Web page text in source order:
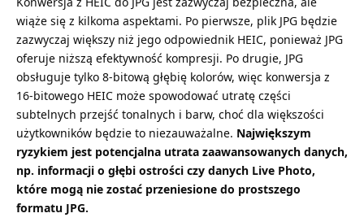
wiąże się z kilkoma aspektami. Po pierwsze, plik JPG będzie
zazwyczaj większy niż jego odpowiednik HEIC, ponieważ JPG
oferuje niższą efektywność kompresji. Po drugie, JPG
obsługuje tylko 8-bitową głębię kolorów, więc konwersja z
16-bitowego HEIC może spowodować utratę części
subtelnych przejść tonalnych i barw, choć dla większości
użytkowników będzie to niezauważalne. Największym
ryzykiem jest potencjalna utrata zaawansowanych danych,
np. informacji o głębi ostrości czy danych Live Photo,
które mogą nie zostać przeniesione do prostszego
formatu JPG.